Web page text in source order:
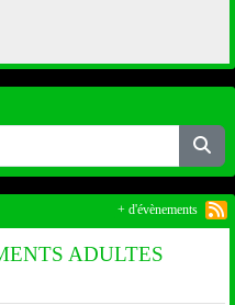
ADULTES
+ d'évènements